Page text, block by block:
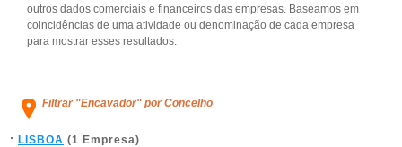
outros dados comerciais e financeiros das empresas. Baseamos em
coincidências de uma atividade ou denominação de cada empresa
para mostrar esses resultados.
Filtrar "Encavador" por Concelho
LISBOA (1 Empresa)